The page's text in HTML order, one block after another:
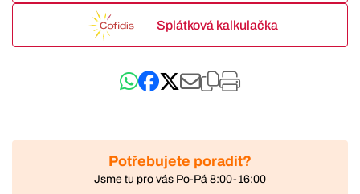
Splátková kalkulačka
Potřebujete poradit?
Jsme tu pro vás Po-Pá 8:00-16:00